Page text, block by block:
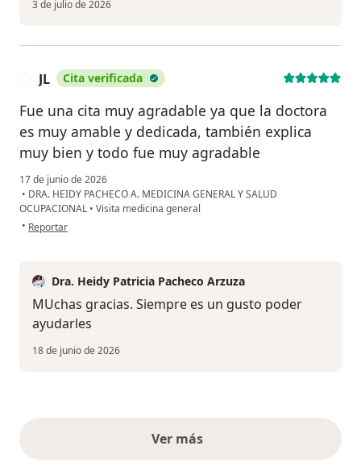
3 de julio de 2026
JL Cita verificada
Fue una cita muy agradable ya que la doctora
es muy amable y dedicada, también explica
muy bien y todo fue muy agradable
17 de junio de 2026
• DRA. HEIDY PACHECO A. MEDICINA GENERAL Y SALUD
OCUPACIONAL • Visita medicina general
• en opinión del usuario JL
Reportar
Dra. Heidy Patricia Pacheco Arzuza
MUchas gracias. Siempre es un gusto poder
ayudarles
18 de junio de 2026
Ver másopiniones anteriores